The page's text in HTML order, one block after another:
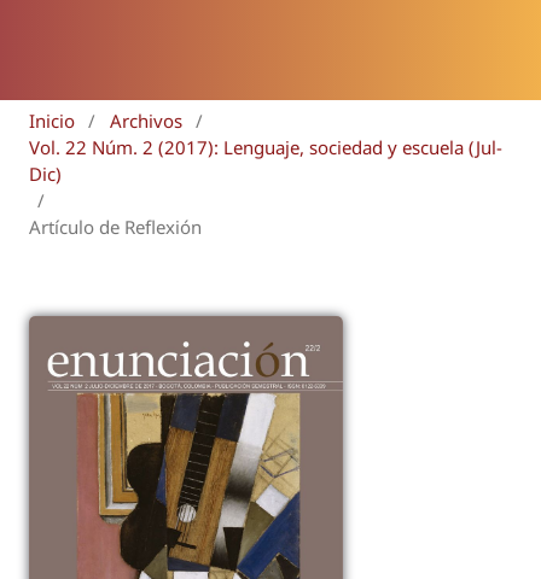
Inicio / Archivos /
Vol. 22 Núm. 2 (2017): Lenguaje, sociedad y escuela (Jul-
Dic)
/
Artículo de Reflexión